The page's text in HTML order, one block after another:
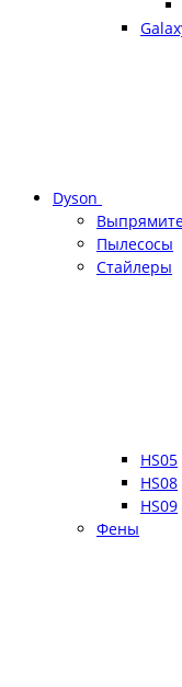
Dyson
Пылесосы
Стайлеры
HS05
HS08
HS09
Фены